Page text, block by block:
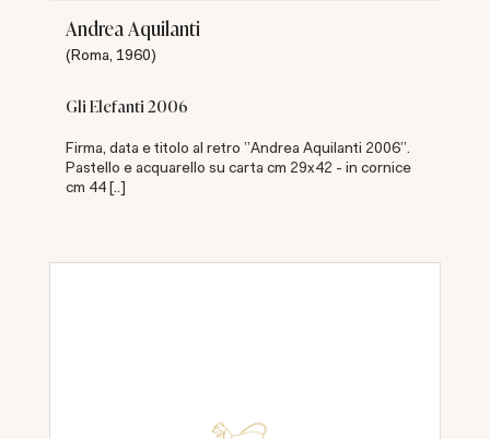
Andrea Aquilanti
(Roma, 1960)
Gli Elefanti 2006
Firma, data e titolo al retro "Andrea Aquilanti 2006".
Pastello e acquarello su carta cm 29x42 - in cornice
cm 44 [..]